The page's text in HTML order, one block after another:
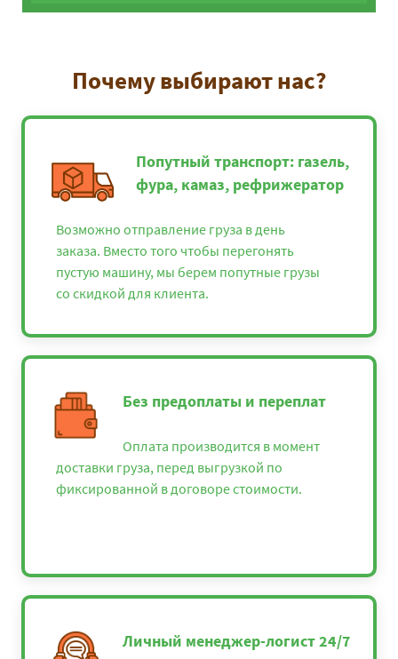
Почему выбирают нас?
Попутный транспорт: газель,
фура, камаз, рефрижератор
Возможно отправление груза в день
заказа. Вместо того чтобы перегонять
пустую машину, мы берем попутные грузы
со скидкой для клиента.
Без предоплаты и переплат
Оплата производится в момент
доставки груза, перед выгрузкой по
фиксированной в договоре стоимости.
Личный менеджер-логист 24/7